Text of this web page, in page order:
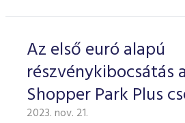
Az első euró alapú
részvénykibocsátás
Shopper Park Plus
2023. nov. 21.